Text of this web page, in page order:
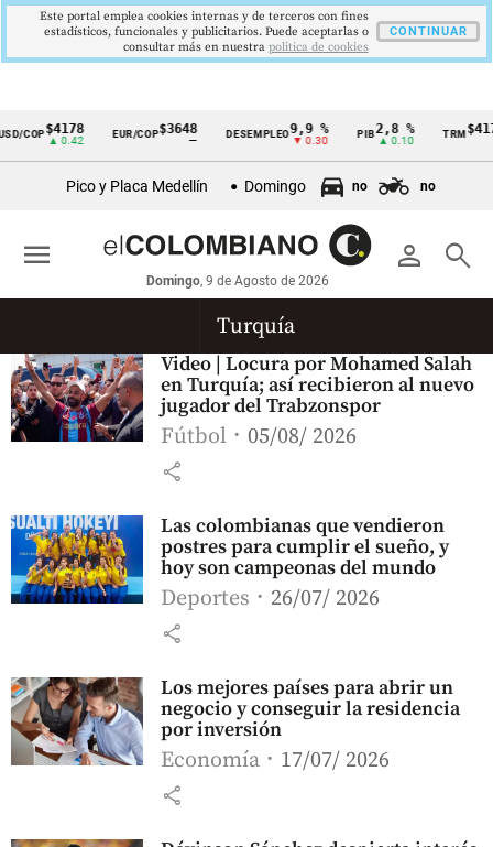
Cintillo
económicos
Colombia
COP$4178
▲ 0.42
EUR/COP$3648
—
DESEMPLEO9,9 %
▼ 0.30
PIB 2,8 %
▲ 0.10
TRM
Pico y Placa Medellín Domingo no no
person search
Domingo, 9 de Agosto de 2026
menu
Turquía
Video | Locura por Mohamed Salah
en Turquía; así recibieron al nuevo
jugador del Trabzonspor
Fútbol 05/08/ 2026
share
Las colombianas que vendieron
postres para cumplir el sueño, y
hoy son campeonas del mundo
Deportes 26/07/ 2026
share
Los mejores países para abrir un
negocio y conseguir la residencia
por inversión
Economía 17/07/ 2026
share
Este portal emplea cookies internas y de terceros con fines
estadísticos, funcionales y publicitarios. Puede aceptarlas o
consultar más en nuestra politica de cookies
CONTINUAR